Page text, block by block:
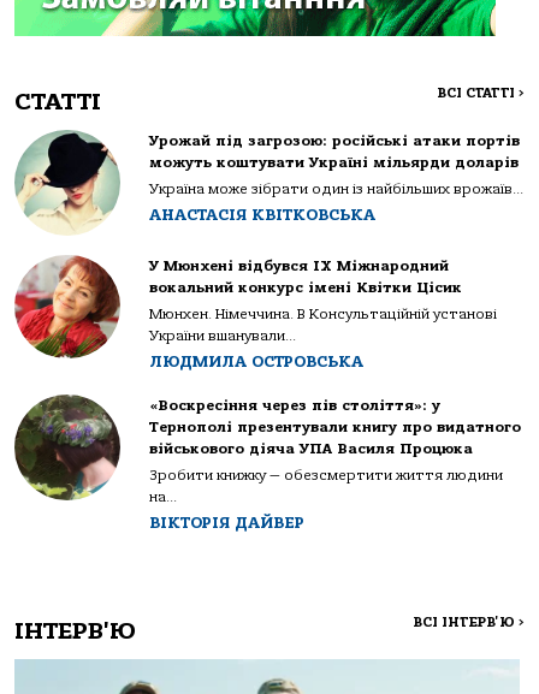
СТАТТІ ВСІ СТАТТІ >
Урожай під загрозою: російські атаки портів
можуть коштувати Україні мільярди доларів
Україна може зібрати один із найбільших врожаїв...
АНАСТАСІЯ КВІТКОВСЬКА
У Мюнхені відбувся IX Міжнародний
вокальний конкурс імені Квітки Цісик
Мюнхен. Німеччина. В Консультаційній установі
України вшанували...
ЛЮДМИЛА ОСТРОВСЬКА
«Воскресіння через пів століття»: у
Тернополі презентували книгу про видатного
військового діяча УПА Василя Процюка
Зробити книжку — обезсмертити життя людини
на...
ВІКТОРІЯ ДАЙВЕР
ІНТЕРВ'Ю ВСІ ІНТЕРВ'Ю >